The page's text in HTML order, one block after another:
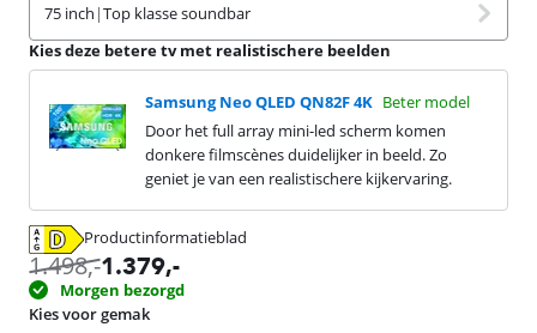
75 inch |Top klasse soundbar
Kies deze betere tv met realistischere beelden
Samsung Neo QLED QN82F 4K Beter model
Door het full array mini-led scherm komen
donkere filmscènes duidelijker in beeld. Zo
geniet je van een realistischere kijkervaring.
Productinformatieblad
opent in nieuw tabblad
1.498,-1.379,-
Morgen bezorgd
Kies voor gemak